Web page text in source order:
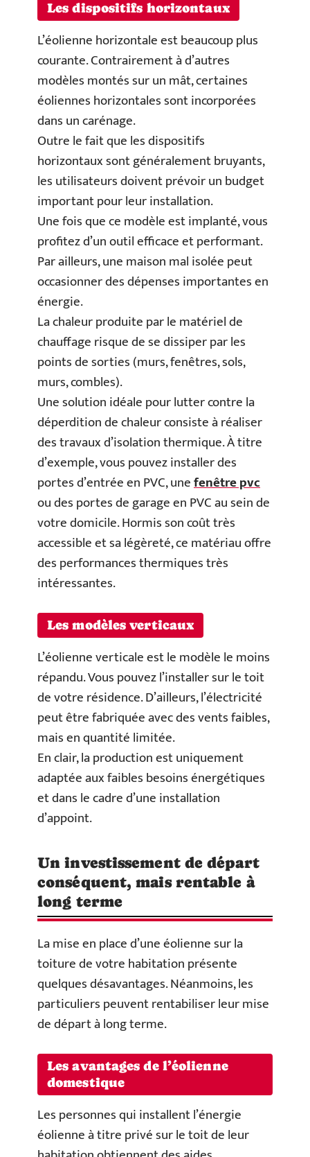
Les dispositifs horizontaux
L’éolienne horizontale est beaucoup plus
courante. Contrairement à d’autres
modèles montés sur un mât, certaines
éoliennes horizontales sont incorporées
dans un carénage.
Outre le fait que les dispositifs
horizontaux sont généralement bruyants,
les utilisateurs doivent prévoir un budget
important pour leur installation.
Une fois que ce modèle est implanté, vous
profitez d’un outil efficace et performant.
Par ailleurs, une maison mal isolée peut
occasionner des dépenses importantes en
énergie.
La chaleur produite par le matériel de
chauffage risque de se dissiper par les
points de sorties (murs, fenêtres, sols,
murs, combles).
Une solution idéale pour lutter contre la
déperdition de chaleur consiste à réaliser
des travaux d’isolation thermique. À titre
d’exemple, vous pouvez installer des
portes d’entrée en PVC, unefenêtre pvc
ou des portes de garage en PVC au sein de
votre domicile. Hormis son coût très
accessible et sa légèreté, ce matériau offre
des performances thermiques très
intéressantes.
Les modèles verticaux
L’éolienne verticale est le modèle le moins
répandu. Vous pouvez l’installer sur le toit
de votre résidence. D’ailleurs, l’électricité
peut être fabriquée avec des vents faibles,
mais en quantité limitée.
En clair, la production est uniquement
adaptée aux faibles besoins énergétiques
et dans le cadre d’une installation
d’appoint.
Un investissement de départ
conséquent, mais rentable à
long terme
La mise en place d’une éolienne sur la
toiture de votre habitation présente
quelques désavantages. Néanmoins, les
particuliers peuvent rentabiliser leur mise
de départ à long terme.
Les avantages de l’éolienne
domestique
Les personnes qui installent l’énergie
éolienne à titre privé sur le toit de leur